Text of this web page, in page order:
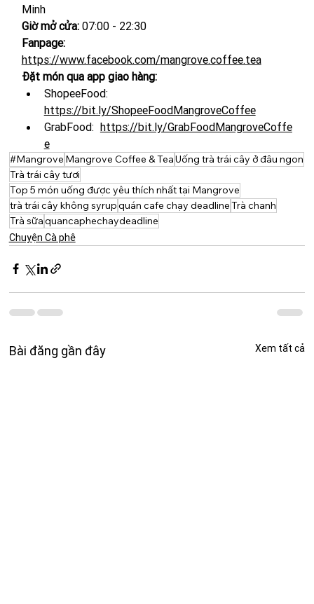
Minh
Giờ mở cửa: 07:00 - 22:30
Fanpage:
https://www.facebook.com/mangrove.coffee.tea
Đặt món qua app giao hàng:
https://bit.ly/ShopeeFoodMangroveCoffee
GrabFood: https://bit.ly/GrabFoodMangroveCoffe
e
#Mangrove Mangrove Coffee & TeaUống trà trái cây ở đâu ngon
Trà trái cây tươi
Top 5 món uống được yêu thích nhất tại Mangrove
trà trái cây không syrupquán cafe chạy deadlineTrà chanh
Trà sữaquancaphechaydeadline
Chuyện Cà phê
Bài đăng gần đây Xem tất cả